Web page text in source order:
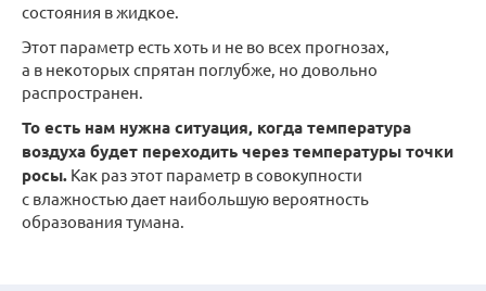
состояния в жидкое.
Этот параметр есть хоть и не во всех прогнозах,
а в некоторых спрятан поглубже, но довольно
распространен.
То есть нам нужна ситуация, когда температура
воздуха будет переходить через температуры точки
росы. Как раз этот параметр в совокупности
с влажностью дает наибольшую вероятность
образования тумана.